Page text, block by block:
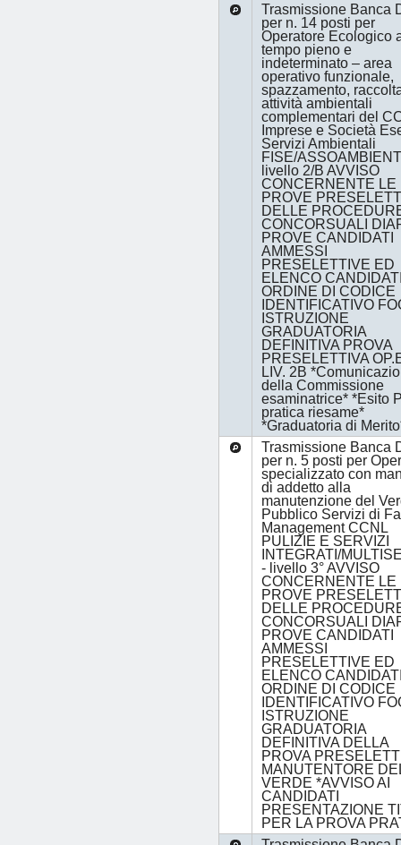
Trasmissione Banca
per n. 14 posti per
Operatore Ecologico
tempo pieno e
indeterminato – area
operativo funzionale,
spazzamento,
attività ambientali
complementari del
Imprese e Società
Servizi Ambientali
FISE/
livello 2/B AVVISO
CONCERNENTE LE
PROVE
DELLE
CONCORSUALI
PROVE CANDIDATI
AMMESSI
PRESELETTIVE ED
ELENCO
ORDINE DI CODICE
IDENTIFICATIVO
ISTRUZIONE
GRADUATORIA
DEFINITIVA PROVA
PRESELETTIVA
LIV. 2B
della Commissione
esaminatrice* *Esito
pratica riesame*
*Graduatoria di
Trasmissione Banca
per n. 5 posti per
specializzato con
di addetto alla
manutenzione del
Pubblico Servizi di
Management CCNL
PULIZIE E SERVIZI
INTEGRATI/
- livello 3° AVVISO
CONCERNENTE LE
PROVE
DELLE
CONCORSUALI
PROVE CANDIDATI
AMMESSI
PRESELETTIVE ED
ELENCO
ORDINE DI CODICE
IDENTIFICATIVO
ISTRUZIONE
GRADUATORIA
DEFINITIVA DELLA
PROVA
MANUTENTORE
VERDE *AVVISO AI
CANDIDATI
PRESENTAZIONE
PER LA PROVA